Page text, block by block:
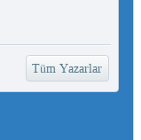
Tüm Yazarlar